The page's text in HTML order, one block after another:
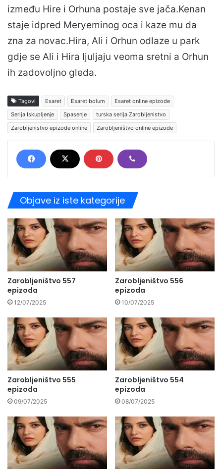
između Hire i Orhuna postaje sve jača.Kenan
staje idpred Meryeminog oca i kaze mu da
zna za novac.Hira, Ali i Orhun odlaze u park
gdje se Ali i Hira ljuljaju veoma sretni a Orhun
ih zadovoljno gleda.
Tagovi Esaret Esaret bolum
Esaret online epizode
Serija Iskupljenje
Spasenje
turska serija Zarobljenistvo
Zarobljenistvo epizode online
Zarobljeništvo online epizode
Objave iz iste kategorije
Zarobljeništvo 557
epizoda
12/07/2025
Zarobljeništvo 556
epizoda
10/07/2025
Zarobljeništvo 555
epizoda
09/07/2025
Zarobljeništvo 554
epizoda
08/07/2025